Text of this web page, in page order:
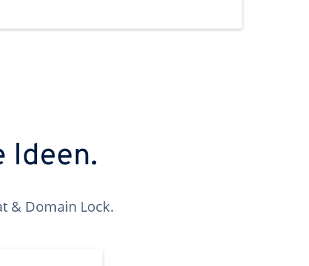
Ideen.
& Domain Lock.